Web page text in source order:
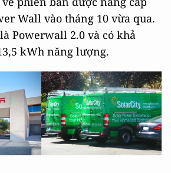
Wall vào tháng 10 vừa qua.
Powerwall 2.0 và có khả
kWh năng lượng.